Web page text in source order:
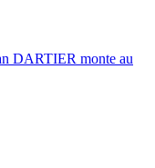
DARTIER monte au